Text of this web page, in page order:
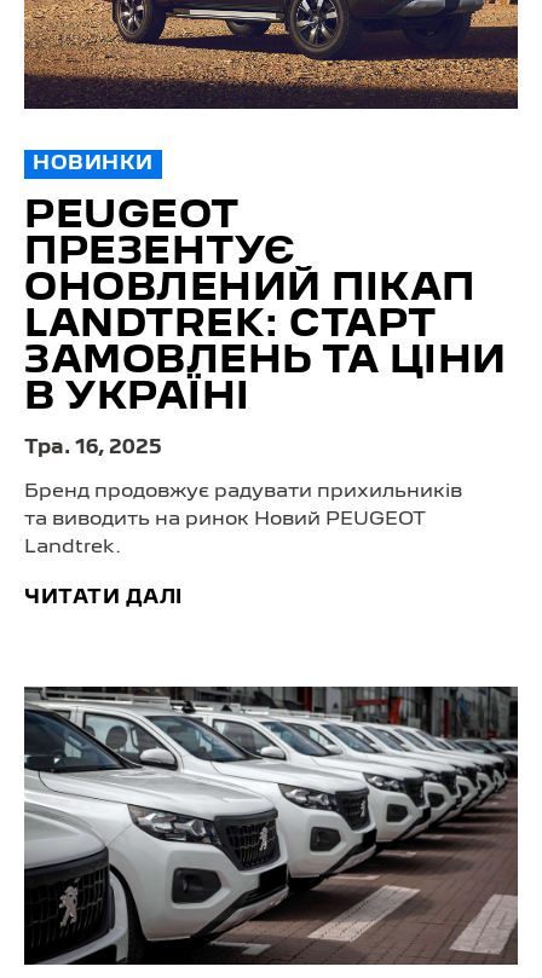
НОВИНКИ
PEUGEOT
ПРЕЗЕНТУЄ
ОНОВЛЕНИЙ ПІКАП
LANDTREK: СТАРТ
ЗАМОВЛЕНЬ ТА ЦІНИ
В УКРАЇНІ
Тра. 16, 2025
Бренд продовжує радувати прихильників
та виводить на ринок Новий PEUGEOT
Landtrek.
ЧИТАТИ ДАЛІ